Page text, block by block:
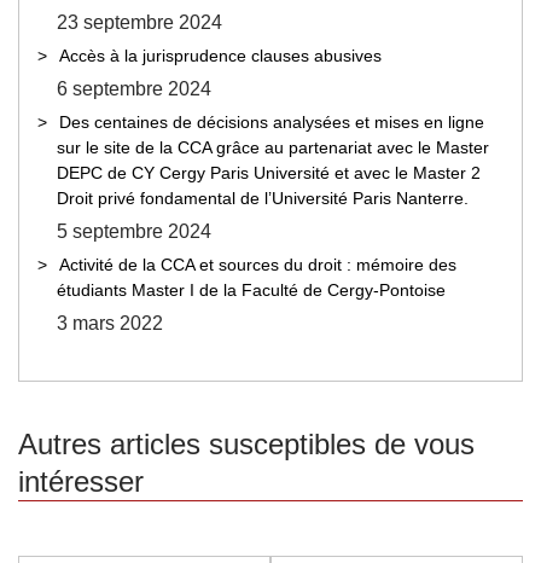
23 septembre 2024
Accès à la jurisprudence clauses abusives
6 septembre 2024
Des centaines de décisions analysées et mises en ligne
sur le site de la CCA grâce au partenariat avec le Master
DEPC de CY Cergy Paris Université et avec le Master 2
Droit privé fondamental de l’Université Paris Nanterre.
5 septembre 2024
Activité de la CCA et sources du droit : mémoire des
étudiants Master I de la Faculté de Cergy-Pontoise
3 mars 2022
Autres articles susceptibles de vous
intéresser